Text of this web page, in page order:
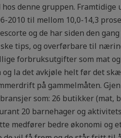
denne gruppen.
2010 til mellom 10,0-14,3
og de har siden den
tips, og overførbare til
forbruksutgifter som mat
la det avkjøle helt før det
på gammelmåten.
som: 26 butikker
20 barnehager og
medfører bedre økonomi og